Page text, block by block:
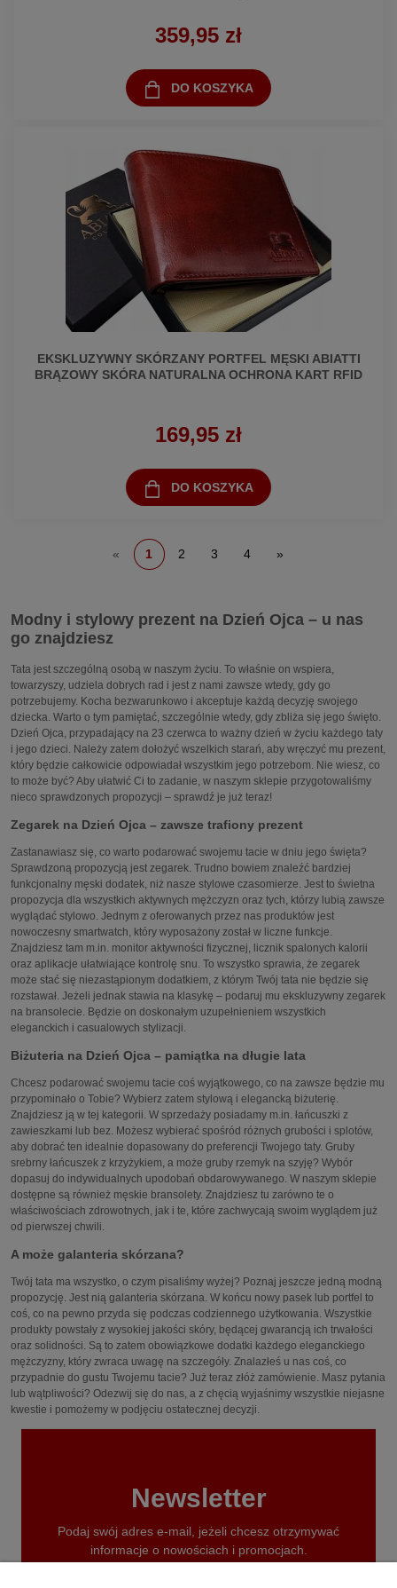
359,95 zł
DO KOSZYKA
EKSKLUZYWNY SKÓRZANY PORTFEL MĘSKI ABIATTI
BRĄZOWY SKÓRA NATURALNA OCHRONA KART RFID
169,95 zł
DO KOSZYKA
« 1 2 3 4 »
Modny i stylowy prezent na Dzień Ojca – u nas
go znajdziesz
Tata jest szczególną osobą w naszym życiu. To właśnie on wspiera,
towarzyszy, udziela dobrych rad i jest z nami zawsze wtedy, gdy go
potrzebujemy. Kocha bezwarunkowo i akceptuje każdą decyzję swojego
dziecka. Warto o tym pamiętać, szczególnie wtedy, gdy zbliża się jego święto.
Dzień Ojca, przypadający na 23 czerwca to ważny dzień w życiu każdego taty
i jego dzieci. Należy zatem dołożyć wszelkich starań, aby wręczyć mu prezent,
który będzie całkowicie odpowiadał wszystkim jego potrzebom. Nie wiesz, co
to może być? Aby ułatwić Ci to zadanie, w naszym sklepie przygotowaliśmy
nieco sprawdzonych propozycji – sprawdź je już teraz!
Zegarek na Dzień Ojca – zawsze trafiony prezent
Zastanawiasz się, co warto podarować swojemu tacie w dniu jego święta?
Sprawdzoną propozycją jest zegarek. Trudno bowiem znaleźć bardziej
funkcjonalny męski dodatek, niż nasze stylowe czasomierze. Jest to świetna
propozycja dla wszystkich aktywnych mężczyzn oraz tych, którzy lubią zawsze
wyglądać stylowo. Jednym z oferowanych przez nas produktów jest
nowoczesny smartwatch, który wyposażony został w liczne funkcje.
Znajdziesz tam m.in. monitor aktywności fizycznej, licznik spalonych kalorii
oraz aplikacje ułatwiające kontrolę snu. To wszystko sprawia, że zegarek
może stać się niezastąpionym dodatkiem, z którym Twój tata nie będzie się
rozstawał. Jeżeli jednak stawia na klasykę – podaruj mu ekskluzywny zegarek
na bransolecie. Będzie on doskonałym uzupełnieniem wszystkich
eleganckich i casualowych stylizacji.
Biżuteria na Dzień Ojca – pamiątka na długie lata
Chcesz podarować swojemu tacie coś wyjątkowego, co na zawsze będzie mu
przypominało o Tobie? Wybierz zatem stylową i elegancką biżuterię.
Znajdziesz ją w tej kategorii. W sprzedaży posiadamy m.in. łańcuszki z
zawieszkami lub bez. Możesz wybierać spośród różnych grubości i splotów,
aby dobrać ten idealnie dopasowany do preferencji Twojego taty. Gruby
srebrny łańcuszek z krzyżykiem, a może gruby rzemyk na szyję? Wybór
dopasuj do indywidualnych upodobań obdarowywanego. W naszym sklepie
dostępne są również męskie bransolety. Znajdziesz tu zarówno te o
właściwościach zdrowotnych, jak i te, które zachwycają swoim wyglądem już
od pierwszej chwili.
A może galanteria skórzana?
Twój tata ma wszystko, o czym pisaliśmy wyżej? Poznaj jeszcze jedną modną
propozycję. Jest nią galanteria skórzana. W końcu nowy pasek lub portfel to
coś, co na pewno przyda się podczas codziennego użytkowania. Wszystkie
produkty powstały z wysokiej jakości skóry, będącej gwarancją ich trwałości
oraz solidności. Są to zatem obowiązkowe dodatki każdego eleganckiego
mężczyzny, który zwraca uwagę na szczegóły. Znalazłeś u nas coś, co
przypadnie do gustu Twojemu tacie? Już teraz złóż zamówienie. Masz pytania
lub wątpliwości? Odezwij się do nas, a z chęcią wyjaśnimy wszystkie niejasne
kwestie i pomożemy w podjęciu ostatecznej decyzji.
Newsletter
Podaj swój adres e-mail, jeżeli chcesz otrzymywać
informacje o nowościach i promocjach.